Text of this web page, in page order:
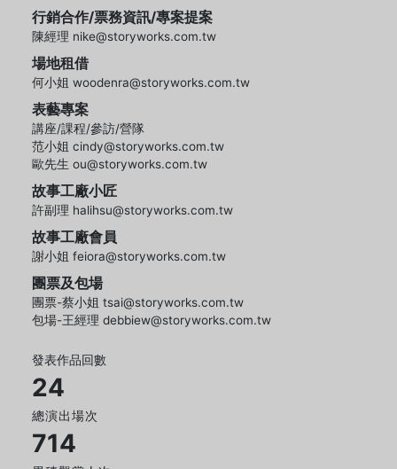
行銷合作/票務資訊/專案提案
陳經理 nike@storyworks.com.tw
場地租借
何小姐 woodenra@storyworks.com.tw
表藝專案
講座/課程/參訪/營隊
范小姐 cindy@storyworks.com.tw
歐先生 ou@storyworks.com.tw
故事工廠小匠
許副理 halihsu@storyworks.com.tw
故事工廠會員
謝小姐 feiora@storyworks.com.tw
團票及包場
團票-蔡小姐 tsai@storyworks.com.tw
包場-王經理 debbiew@storyworks.com.tw
發表作品回數
24
總演出場次
714